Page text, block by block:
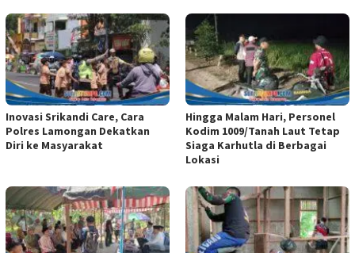
Inovasi Srikandi Care, Cara
Polres Lamongan Dekatkan
Diri ke Masyarakat
Hingga Malam Hari, Personel
Kodim 1009/Tanah Laut Tetap
Siaga Karhutla di Berbagai
Lokasi